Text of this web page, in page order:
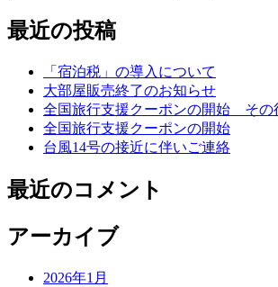
ビ
ン
最近の投稿
「宿泊税」の導入について
大部屋販売終了のお知らせ
全国旅行支援クーポンの開始 その
全国旅行支援クーポンの開始
台風14号の接近に伴いご連絡
最近のコメント
アーカイブ
2026年1月